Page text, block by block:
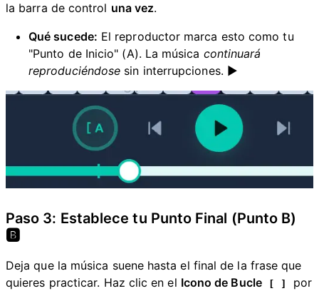
la barra de control una vez.
Qué sucede: El reproductor marca esto como tu
"Punto de Inicio" (A). La música continuará
reproduciéndose sin interrupciones. ▶️
Paso 3: Establece tu Punto Final (Punto B)
🅱️
Deja que la música suene hasta el final de la frase que
quieres practicar. Haz clic en el Icono de Bucle [ ]
por